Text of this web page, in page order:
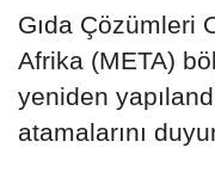
Gıda Çözümleri
Afrika (META)
yeniden
atamalarını